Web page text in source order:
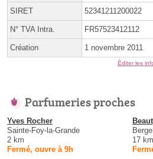
SIRET 52341211200022
N° TVA Intra. FR57523412112
Création 1 novembre 2011
Éditer les
Parfumeries proches
Yves Rocher
Sainte-Foy-la-Grande
2 km
Fermé, ouvre à 9h
17 km